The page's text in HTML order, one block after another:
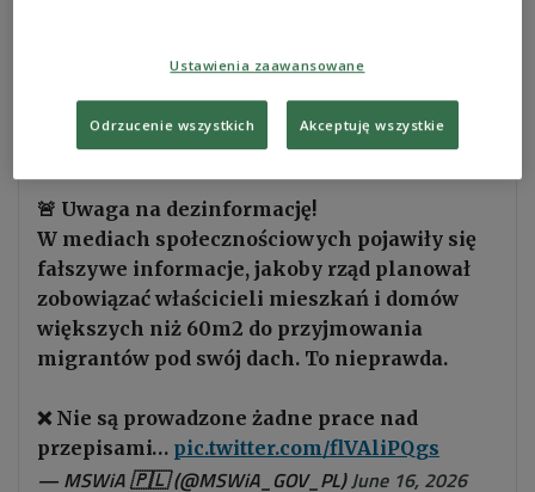
The false claims specifically alleged that
"African immigrants" arriving from Germany.
🚨 Uwaga na dezinformację!
W mediach społecznościowych pojawiły się
fałszywe informacje, jakoby rząd planował
zobowiązać właścicieli mieszkań i domów
większych niż 60m2 do przyjmowania
migrantów pod swój dach. To nieprawda.
❌ Nie są prowadzone żadne prace nad
przepisami… pic.twitter.com/flVAliPQgs
— MSWiA 🇵🇱 (@MSWiA_GOV_PL)June 16, 2026
Ustawienia zaawansowane
Odrzucenie wszystkich Akceptuję wszystkie